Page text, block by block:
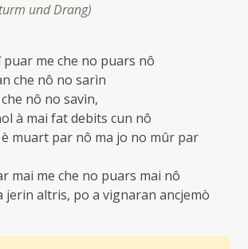
und Drang)
puar me che no puars nô
che nô no sarìn
nô no savìn,
à mai fat debits cun nô
muart par nô ma jo no mûr par
mai me che no puars mai nô
jerin altris, po a vignaran ancjemò